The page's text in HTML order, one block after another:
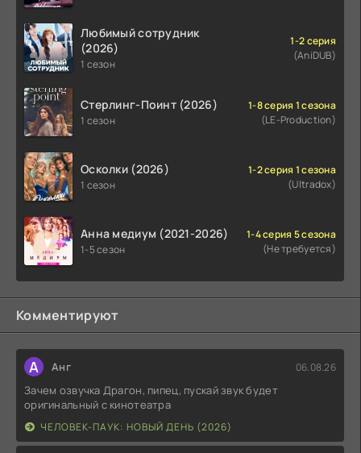
Любимый сотрудник
(2026)
1 сезон
1-2 серия
(AniDUB)
Стерлинг-Поинт (2026)
1 сезон
1-8 серия 1 сезона
(LE-Production)
Осколки (2026)
1 сезон
1-2 серия 1 сезона
(Ultradox)
Анна медиум (2021-2026)
1-5 сезон
1-4 серия 5 сезона
(Не требуется)
Комментируют
А Анг 06.08.26
Зачем озвучка Драгон, пипец, пускай звук будет
оригинальный с кинотеатра
ЧЕЛОВЕК-ПАУК: НОВЫЙ ДЕНЬ (2026)